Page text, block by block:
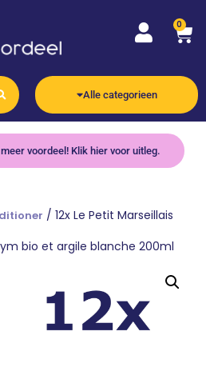
0
Alle categorieen
voordeel! Klik hier voor uitleg.
/ 12x Le Petit Marseillais
bio et argile blanche 200ml